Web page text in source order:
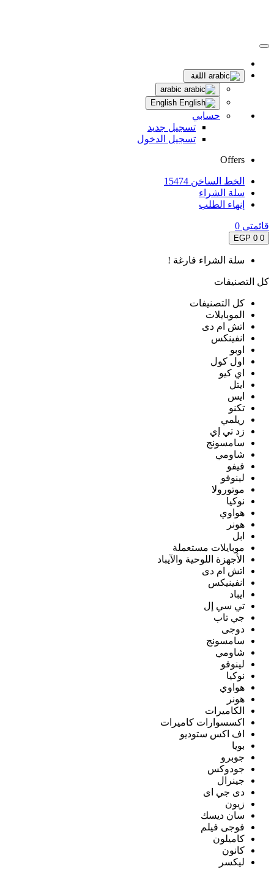
اللغة
حسابي
تسجيل جديد
تسجيل الدخول
Offers
الخط الساخن 15474
سلة الشراء
إنهاء الطلب
قائمتى 0
0
0 EGP
سلة الشراء فارغة !
كل التصنيفات
كل التصنيفات
الموبايلات
اتش ام دى
انفينكس
اوبو
اول كول
اي كيو
ايتل
ايس
تكنو
ريلمي
زد تي إي
سامسونج
شاومي
فيفو
لينوفو
موتورولا
نوكيا
هواوي
هونر
ابل
موبايلات مستعملة
الأجهزة اللوحية والآيباد
اتش ام دى
انفينيكس
ايباد
تي سي إل
جي تاب
دوجى
سامسونج
شاومي
لينوفو
نوكيا
هواوي
هونر
الكاميرات
اكسسوارات كاميرات
اف اكس ستوديو
بويا
جوبرو
جودوكس
جينرال
دى جي اى
زيون
سان ديسك
فوجى فيلم
كاميلون
كانون
ليكسر